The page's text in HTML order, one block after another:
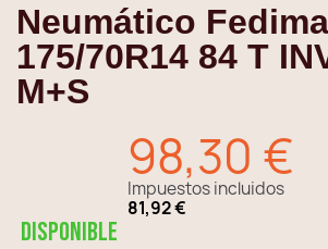
Neumático Fedima
175/70R14 84 T
M+S
98,30 €
Impuestos incluidos
81,92 €
Disponible